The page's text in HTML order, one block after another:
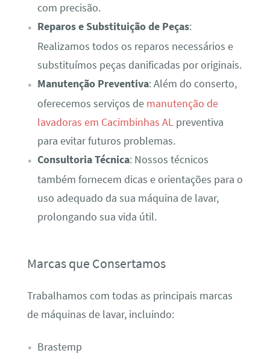
com precisão.
Reparos e Substituição de Peças:
Realizamos todos os reparos necessários e
substituímos peças danificadas por originais.
Manutenção Preventiva: Além do conserto,
oferecemos serviços de manutenção de
lavadoras em Cacimbinhas ALpreventiva
para evitar futuros problemas.
Consultoria Técnica: Nossos técnicos
também fornecem dicas e orientações para o
uso adequado da sua máquina de lavar,
prolongando sua vida útil.
Marcas que Consertamos
Trabalhamos com todas as principais marcas
de máquinas de lavar, incluindo:
Brastemp